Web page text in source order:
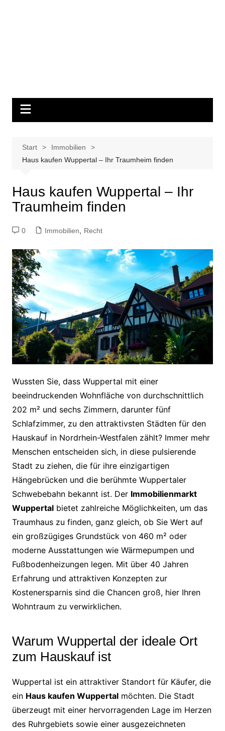
Start
Immobilien
Haus kaufen Wuppertal – Ihr Traumheim finden
Haus kaufen Wuppertal – Ihr
Traumheim finden
0 Immobilien Recht
Wussten Sie, dass Wuppertal mit einer
beeindruckenden Wohnfläche von durchschnittlich
202 m² und sechs Zimmern, darunter fünf
Schlafzimmer, zu den attraktivsten Städten für den
Hauskauf in Nordrhein-Westfalen zählt? Immer mehr
Menschen entscheiden sich, in diese pulsierende
Stadt zu ziehen, die für ihre einzigartigen
Hängebrücken und die berühmte Wuppertaler
Schwebebahn bekannt ist. Der Immobilienmarkt
Wuppertalbietet zahlreiche Möglichkeiten, um das
Traumhaus zu finden, ganz gleich, ob Sie Wert auf
ein großzügiges Grundstück von 460 m² oder
moderne Ausstattungen wie Wärmepumpen und
Fußbodenheizungen legen. Mit über 40 Jahren
Erfahrung und attraktiven Konzepten zur
Kostenersparnis sind die Chancen groß, hier Ihren
Wohntraum zu verwirklichen.
Warum Wuppertal der ideale Ort
zum Hauskauf ist
Wuppertal ist ein attraktiver Standort für Käufer, die
ein Haus kaufen Wuppertalmöchten. Die Stadt
überzeugt mit einer hervorragenden Lage im Herzen
des Ruhrgebiets sowie einer ausgezeichneten